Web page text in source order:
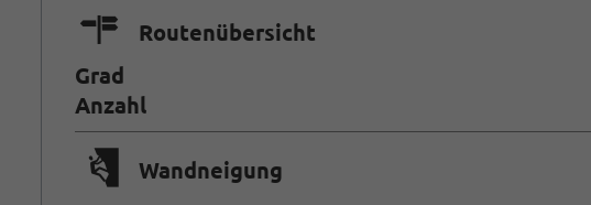
🍫
Routenübersicht
Grad
Anzahl
🅩 Wandneigung